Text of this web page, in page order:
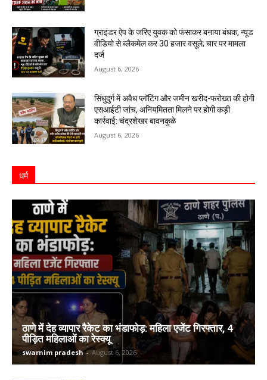
ग्राइंडर ऐप के जरिए युवक को फंसाकर बनाया बंधक, न्यूड
वीडियो से ब्लैकमेल कर ₹30 हजार वसूले; चार पर मामला
दर्ज
August 6, 2026
सिंधुदुर्ग में अवैध प्लॉटिंग और जमीन खरीद-फरोख्त की होगी
एसआईटी जांच, अनियमितता मिलने पर होगी कड़ी
कार्रवाई: चंद्रशेखर बावनकुळे
August 6, 2026
धर्म
ठाणे में देह व्यापार रैकेट का भंडाफोड़: महिला एजेंट गिरफ्तार, 4
पीड़ित महिलाओं का रेस्क्यू
swarnim pradesh - August 6, 2026